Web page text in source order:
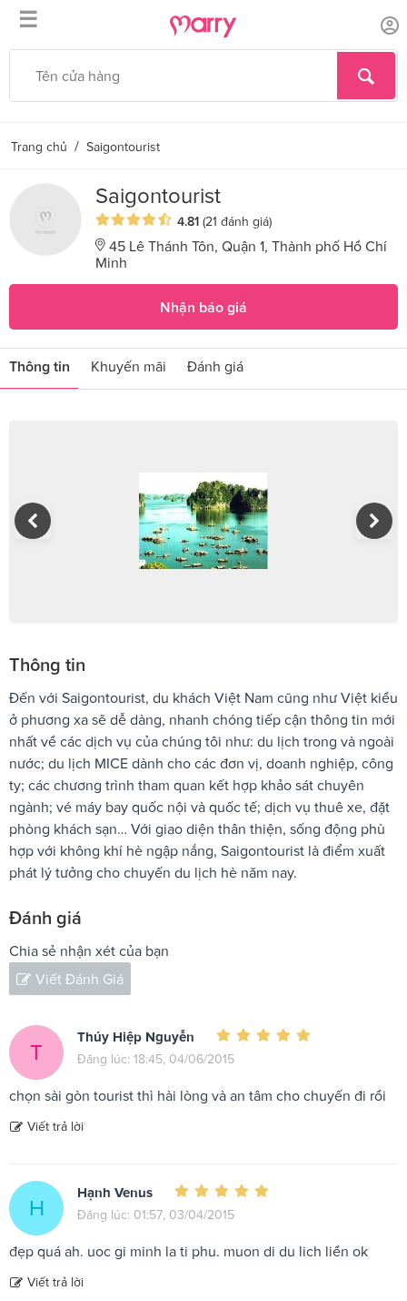
☰
Trang chủ / Saigontourist
Saigontourist
4.81 (21 đánh giá)
45 Lê Thánh Tôn, Quận 1, Thành phố Hồ Chí
Minh
Nhận báo giá
Thông tin Khuyến mãi Đánh giá
Thông tin
Đến với Saigontourist, du khách Việt Nam cũng như Việt kiều
ở phương xa sẽ dễ dàng, nhanh chóng tiếp cận thông tin mới
nhất về các dịch vụ của chúng tôi như: du lịch trong và ngoài
nước; du lịch MICE dành cho các đơn vị, doanh nghiệp, công
ty; các chương trình tham quan kết hợp khảo sát chuyên
ngành; vé máy bay quốc nội và quốc tế; dịch vụ thuê xe, đặt
phòng khách sạn… Với giao diện thân thiện, sống động phù
hợp với không khí hè ngập nắng, Saigontourist là điểm xuất
phát lý tưởng cho chuyến du lịch hè năm nay.
Đánh giá
Chia sẻ nhận xét của bạn
Viết Đánh Giá
T
Thúy Hiệp Nguyễn
Đăng lúc: 18:45, 04/06/2015
chọn sài gòn tourist thì hài lòng và an tâm cho chuyến đi rồi
Viết trả lời
H
Hạnh Venus
Đăng lúc: 01:57, 03/04/2015
đẹp quá ah. uoc gi minh la ti phu. muon di du lich liền ok
Viết trả lời